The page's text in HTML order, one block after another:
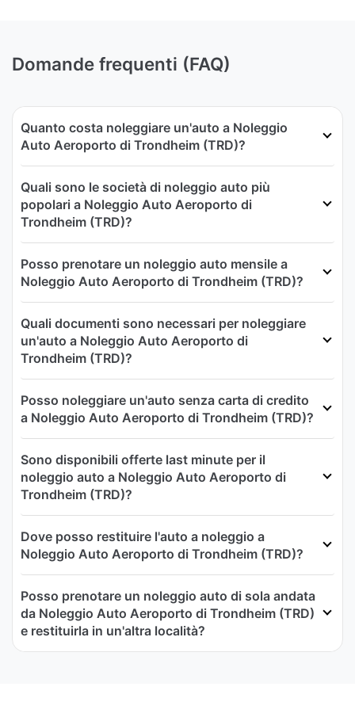
Domande frequenti (FAQ)
Quanto costa noleggiare un'auto a Noleggio
Auto Aeroporto di Trondheim (TRD)?
Quali sono le società di noleggio auto più
popolari a Noleggio Auto Aeroporto di
Trondheim (TRD)?
Posso prenotare un noleggio auto mensile a
Noleggio Auto Aeroporto di Trondheim (TRD)?
Quali documenti sono necessari per noleggiare
un'auto a Noleggio Auto Aeroporto di
Trondheim (TRD)?
Posso noleggiare un'auto senza carta di credito
a Noleggio Auto Aeroporto di Trondheim (TRD)?
Sono disponibili offerte last minute per il
noleggio auto a Noleggio Auto Aeroporto di
Trondheim (TRD)?
Dove posso restituire l'auto a noleggio a
Noleggio Auto Aeroporto di Trondheim (TRD)?
Posso prenotare un noleggio auto di sola andata
da Noleggio Auto Aeroporto di Trondheim (TRD)
e restituirla in un'altra località?